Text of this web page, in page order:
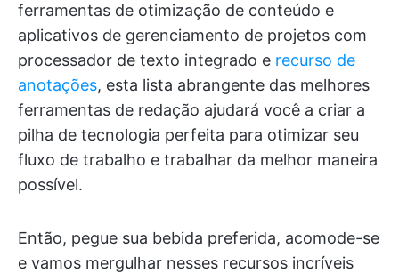
ferramentas de otimização de conteúdo e
aplicativos de gerenciamento de projetos com
processador de texto integrado e recurso de
anotações, esta lista abrangente das melhores
ferramentas de redação ajudará você a criar a
pilha de tecnologia perfeita para otimizar seu
fluxo de trabalho e trabalhar da melhor maneira
possível.
Então, pegue sua bebida preferida, acomode-se
e vamos mergulhar nesses recursos incríveis